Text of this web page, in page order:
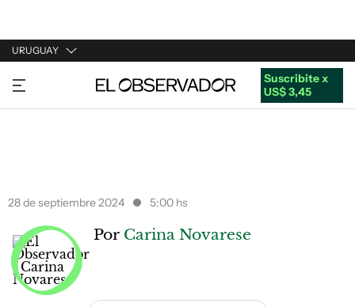
URUGUAY
URUGUAY
ARGENTINA
Suscribite x
US$ 3,45
28 de septiembre 2024 5:00 hs
Por Carina Novarese